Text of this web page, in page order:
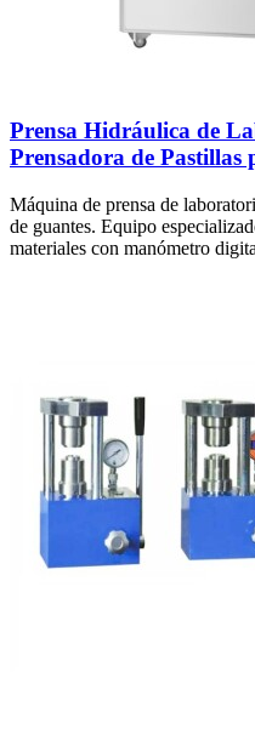
Prensa Hidráulica de
Prensadora de Pastillas
Máquina de prensa de
de guantes. Equipo
materiales con manómetro